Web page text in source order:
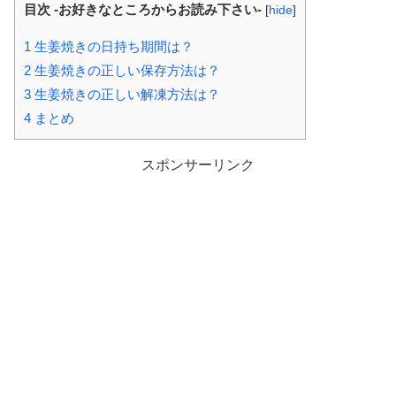
目次 -お好きなところからお読み下さい- [hide]
1 生姜焼きの日持ち期間は？
2 生姜焼きの正しい保存方法は？
3 生姜焼きの正しい解凍方法は？
4 まとめ
スポンサーリンク